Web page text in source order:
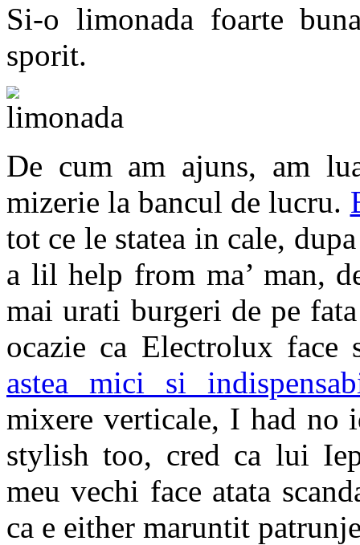
Si-o limonada foarte
sporit.
De cum am ajuns, am
mizerie la bancul de lucru.
tot ce le statea in cale,
a lil help from ma’ man,
mai urati burgeri de pe
ocazie ca Electrolux
astea mici si
mixere verticale, I had no
stylish too, cred ca lui
meu vechi face atata
ca e either maruntit